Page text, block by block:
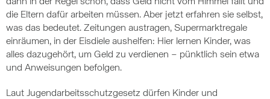
die Eltern dafür arbeiten müssen. Aber jetzt erfahren sie selbst,
was das bedeutet. Zeitungen austragen, Supermarktregale
einräumen, in der Eisdiele aushelfen: Hier lernen Kinder, was
alles dazugehört, um Geld zu verdienen – pünktlich sein etwa
und Anweisungen befolgen.
Laut Jugendarbeitsschutzgesetz dürfen Kinder und